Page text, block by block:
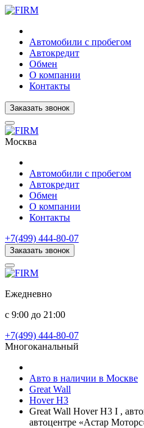
Автомобили с пробегом
Автокредит
Обмен
О компании
Контакты
Заказать звонок
Москва
Автомобили с пробегом
Автокредит
Обмен
О компании
Контакты
+7(499) 444-80-07
Заказать звонок
Ежедневно
с 9:00 до 21:00
+7(499) 444-80-07
Многоканальный
Авто в наличии в Москве
Great Wall
Hover H3
Great Wall Hover H3 I ,
автоцентре «Астар